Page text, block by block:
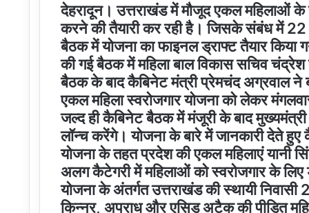
देहरादून। उत्तराखंड में मौजूद एकल महिलाओं
करने की तैयारी कर रही है। जिसके संबंध में
बैठक में योजना का फाइनल ड्राफ्ट तैयार किया
की गई बैठक में महिला बाल विकास सचिव
बैठक के बाद कैबिनेट मंत्री प्रेमचंद अग्रवाल ने
एकल महिला स्वरोजगार योजना को लेकर
जल्द ही कैबिनेट बैठक में मंजूरी के बाद
लॉन्च करेंगे। योजना के बारे में जानकारी देते
योजना के तहत प्रदेश की एकल महिलाएं यानी
अलग कैटेगरी में महिलाओं को स्वरोजगार के
योजना के अंतर्गत उत्तराखंड की स्थायी
किन्नर, अपराध और एसिड अटैक की पीड़ित